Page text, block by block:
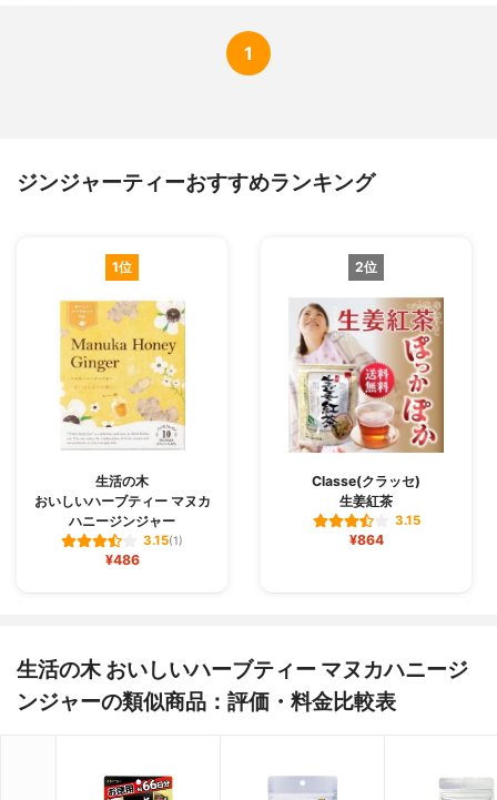
1
ジンジャーティーおすすめランキング
1位
生活の木
おいしいハーブティー マヌカ
ハニージンジャー
3.15(1)
¥486
2位
Classe(クラッセ)
生姜紅茶
3.15
¥864
生活の木 おいしいハーブティー マヌカハニージ
ンジャーの類似商品：評価・料金比較表